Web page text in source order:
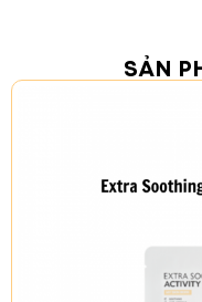
giúp da trở nên dễ
Sản phẩm giúp bảo
Miếng dán
sáng và giảm thiểu
má. Da sẽ trở nên
giãn và tươi mới.
tức, thích hợp các
đeo khẩu trang.
SẢN